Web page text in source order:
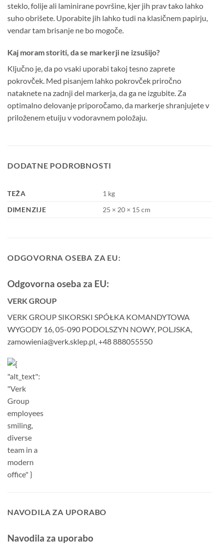
steklo, folije ali laminirane površine, kjer jih prav tako lahko
suho obrišete. Uporabite jih lahko tudi na klasičnem papirju,
vendar tam brisanje ne bo mogoče.
Kaj moram storiti, da se markerji ne izsušijo?
Ključno je, da po vsaki uporabi takoj tesno zaprete
pokrovček. Med pisanjem lahko pokrovček priročno
nataknete na zadnji del markerja, da ga ne izgubite. Za
optimalno delovanje priporočamo, da markerje shranjujete v
priloženem etuiju v vodoravnem položaju.
DODATNE PODROBNOSTI
TEŽA
1 kg
DIMENZIJE
25 × 20 × 15 cm
ODGOVORNA OSEBA ZA EU:
Odgovorna oseba za EU:
VERK GROUP
VERK GROUP SIKORSKI SPÓŁKA KOMANDYTOWA
WYGODY 16, 05-090 PODOLSZYN NOWY, POLJSKA,
zamowienia@verk.sklep.pl, +48 888055550
NAVODILA ZA UPORABO
Navodila za uporabo